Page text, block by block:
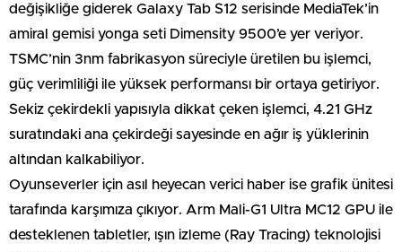
değişikliğe giderek Galaxy Tab S12 serisinde MediaTek’in
amiral gemisi yonga seti Dimensity 9500’e yer veriyor.
TSMC’nin 3nm fabrikasyon süreciyle üretilen bu işlemci,
güç verimliliği ile yüksek performansı bir ortaya getiriyor.
Sekiz çekirdekli yapısıyla dikkat çeken işlemci, 4.21 GHz
suratındaki ana çekirdeği sayesinde en ağır iş yüklerinin
altından kalkabiliyor.
Oyunseverler için asıl heyecan verici haber ise grafik ünitesi
tarafında karşımıza çıkıyor. Arm Mali-G1 Ultra MC12 GPU ile
desteklenen tabletler, ışın izleme (Ray Tracing) teknolojisi